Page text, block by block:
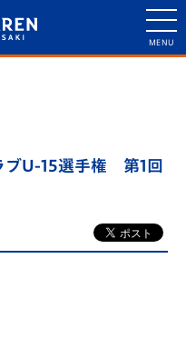
ブU-15選手権 第1回